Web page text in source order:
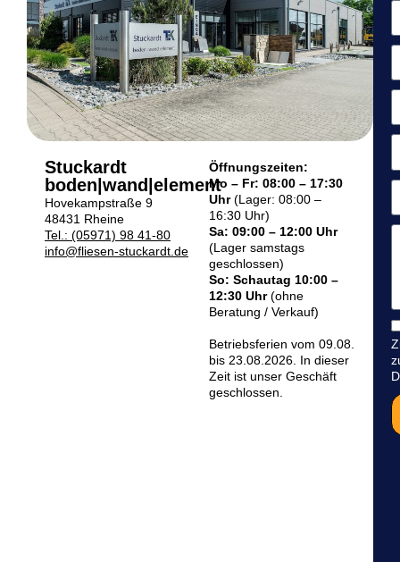
Stuckardt
boden|wand|element
Hovekampstraße 9
48431 Rheine
Tel.: (05971) 98 41-80
info@fliesen-stuckardt.de
Öffnungszeiten:
Mo – Fr: 08:00 – 17:30
Uhr(Lager: 08:00 –
16:30 Uhr)
Sa: 09:00 – 12:00 Uhr
(Lager samstags
geschlossen)
So: Schautag 10:00 –
12:30 Uhr(ohne
Beratung / Verkauf)
Betriebsferien vom 09.08.
bis 23.08.2026. In dieser
Zeit ist unser Geschäft
geschlossen.